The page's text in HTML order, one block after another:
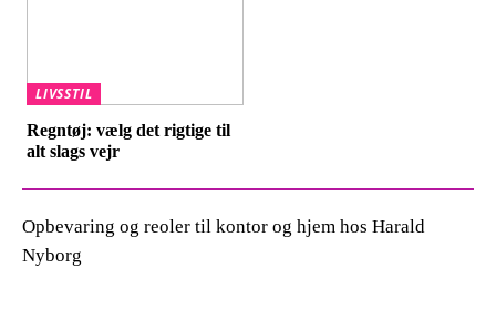
LIVSSTIL
Regntøj: vælg det rigtige til
alt slags vejr
Opbevaring og reoler til kontor og hjem hos Harald
Nyborg